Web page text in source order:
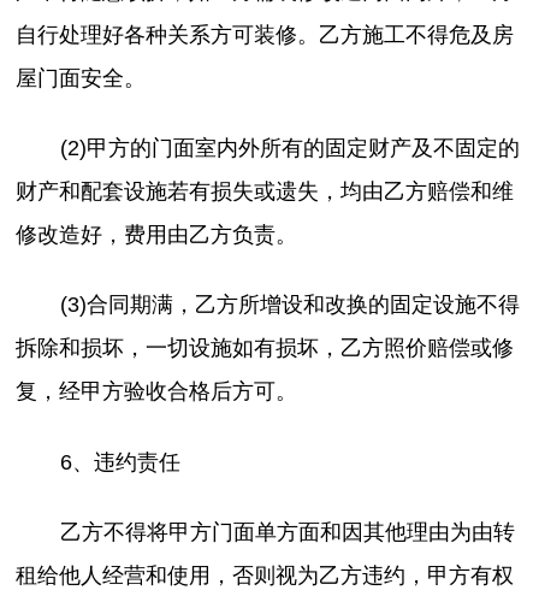
自行处理好各种关系方可装修。乙方施工不得危及房
屋门面安全。
(2)甲方的门面室内外所有的固定财产及不固定的
财产和配套设施若有损失或遗失，均由乙方赔偿和维
修改造好，费用由乙方负责。
(3)合同期满，乙方所增设和改换的固定设施不得
拆除和损坏，一切设施如有损坏，乙方照价赔偿或修
复，经甲方验收合格后方可。
6、违约责任
乙方不得将甲方门面单方面和因其他理由为由转
租给他人经营和使用，否则视为乙方违约，甲方有权